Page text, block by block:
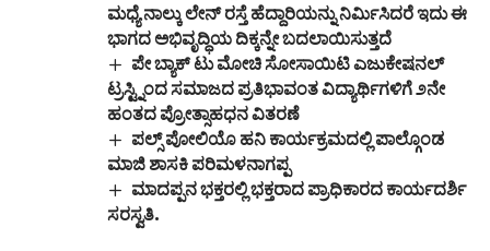
ಮಧ್ಯೆ ನಾಲ್ಕು ಲೇನ್ ರಸ್ತೆ ಹೆದ್ದಾರಿಯನ್ನು ನಿರ್ಮಿಸಿದರೆ ಇದು ಈ
ಭಾಗದ ಅಭಿವೃದ್ಧಿಯ ದಿಕ್ಕನ್ನೇ ಬದಲಾಯಿಸುತ್ತದೆ
ಪೇ ಬ್ಯಾಕ್ ಟು ಮೋಚಿ ಸೋಸಾಯಿಟಿ ಎಜುಕೇಷನಲ್
ಟ್ರಸ್ಟ್ನಿಂದ ಸಮಾಜದ ಪ್ರತಿಭಾವಂತ ವಿದ್ಯಾರ್ಥಿಗಳಿಗೆ ೨ನೇ
ಹಂತದ ಪ್ರೋತ್ಸಾಹಧನ ವಿತರಣೆ
ಪಲ್ಸ್ ಪೋಲಿಯೊ ಹನಿ ಕಾರ್ಯಕ್ರಮದಲ್ಲಿ ಪಾಲ್ಗೊಂಡ
ಮಾಜಿ ಶಾಸಕಿ ಪರಿಮಳನಾಗಪ್ಪ
ಮಾದಪ್ಪನ ಭಕ್ತರಲ್ಲಿ ಭಕ್ತರಾದ ಪ್ರಾಧಿಕಾರದ ಕಾರ್ಯದರ್ಶಿ
ಸರಸ್ವತಿ.